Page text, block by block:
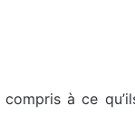
à ce